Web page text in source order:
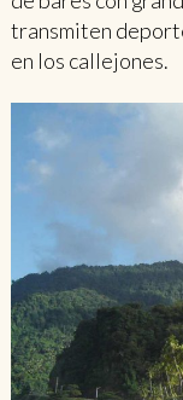
transmiten
en los callejones.